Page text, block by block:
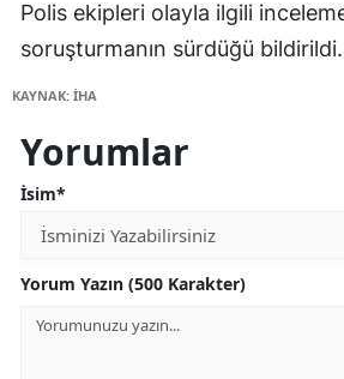
Polis ekipleri olayla ilgili
soruşturmanın sürdüğü bildirildi.
KAYNAK: İHA
Yorumlar
İsim*
Yorum Yazın (500 Karakter)